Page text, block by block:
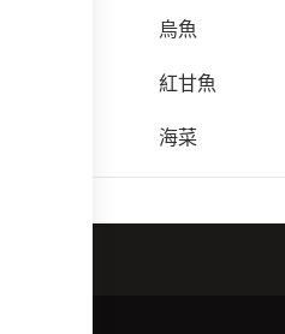
烏魚
紅甘魚
海菜